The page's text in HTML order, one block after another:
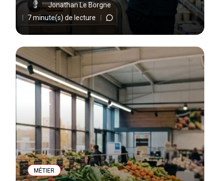
Jonathan Le Borgne
7 minute(s) de lecture
MÉTIER